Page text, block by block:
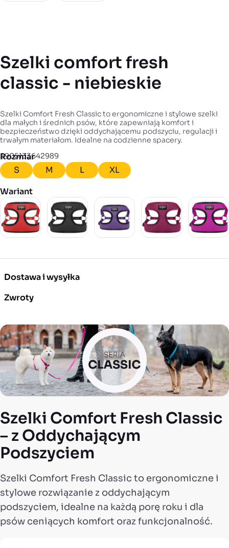
Szelki comfort fresh
classic - niebieskie
Szelki Comfort Fresh Classic to ergonomiczne i stylowe szelki
dla małych i średnich psów, które zapewniają komfort i
bezpieczeństwo dzięki oddychającemu podszyciu, regulacji i
trwałym materiałom. Idealne na codzienne spacery.
EAN
5905133642989
Rozmiar
S
M L
XL
Wariant
Dostawa i wysyłka
Zwroty
Szelki Comfort Fresh Classic
– z Oddychającym
Podszyciem
Szelki Comfort Fresh Classic to ergonomiczne i
stylowe rozwiązanie z oddychającym
podszyciem, idealne na każdą porę roku i dla
psów ceniących komfort oraz funkcjonalność.